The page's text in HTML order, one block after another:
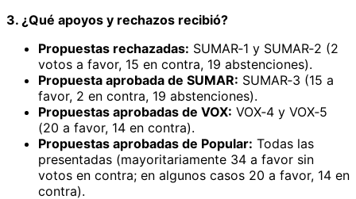
3. ¿Qué apoyos y rechazos recibió?
Propuestas rechazadas: SUMAR‑1 y SUMAR‑2 (2
votos a favor, 15 en contra, 19 abstenciones).
Propuesta aprobada de SUMAR: SUMAR‑3 (15 a
favor, 2 en contra, 19 abstenciones).
Propuestas aprobadas de VOX: VOX‑4 y VOX‑5
(20 a favor, 14 en contra).
Propuestas aprobadas de Popular: Todas las
presentadas (mayoritariamente 34 a favor sin
votos en contra; en algunos casos 20 a favor, 14 en
contra).